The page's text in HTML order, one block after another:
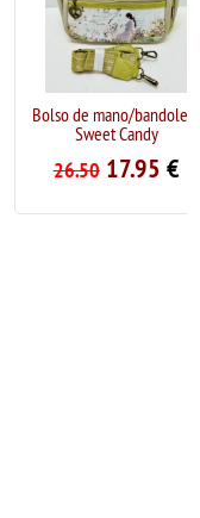
Bolso de mano/bandolera
Sweet Candy
26.50 17.95€